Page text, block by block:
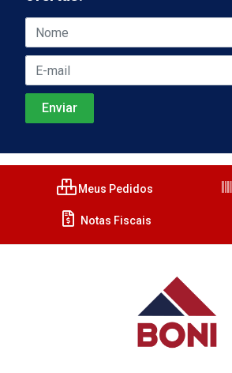
Meus Pedidos
Notas Fiscais